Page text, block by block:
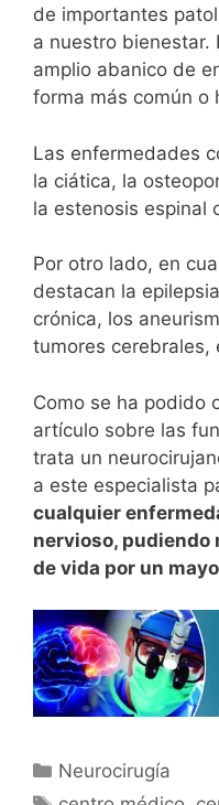
de importantes
a nuestro bienestar.
amplio abanico de
forma más común o
Las enfermedades
la ciática, la
la estenosis espinal
Por otro lado, en
destacan la
crónica, los
tumores cerebrales,
Como se ha podido
artículo sobre las
trata un
a este especialista
cualquier
nervioso, pudiendo
de vida por un
Neurocirugía